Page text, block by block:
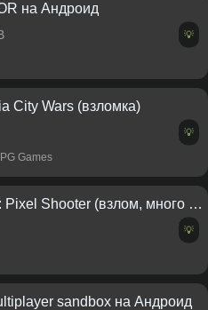
на Андроид
💡
City Wars (взломка)
Games
💡
Block City Wars: Pixel Shooter (взлом, много денег)
💡
sandbox на Андроид